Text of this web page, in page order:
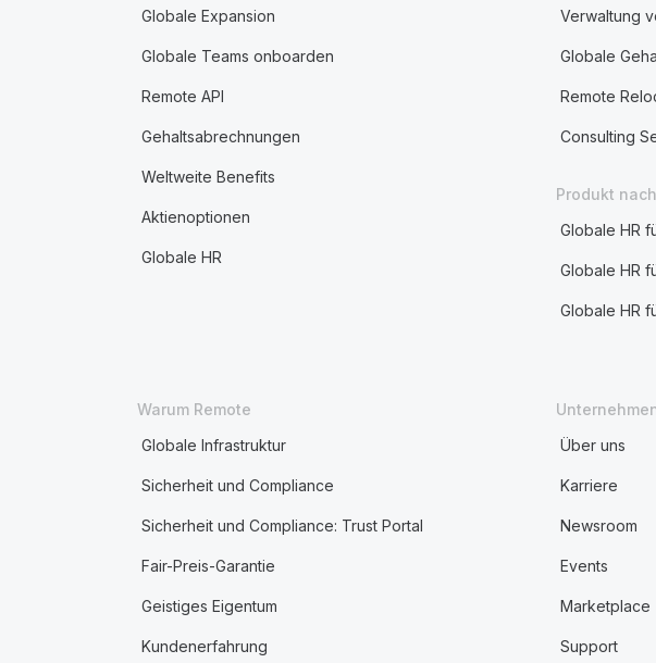
Globale Expansion
Globale Teams onboarden
Remote API
Gehaltsabrechnungen
Weltweite Benefits
Aktienoptionen
Globale HR
Verwaltung
Globale
Remote
Consulting
Produkt
Globale HR
Globale HR
Globale HR
Warum Remote
Globale Infrastruktur
Sicherheit und Compliance
Sicherheit und Compliance: Trust Portal
Fair-Preis-Garantie
Geistiges Eigentum
Kundenerfahrung
Über uns
Karriere
Newsroom
Events
Marketplace
Support